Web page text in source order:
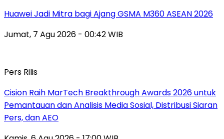
Huawei Jadi Mitra bagi Ajang GSMA M360 ASEAN 2026
Jumat, 7 Agu 2026 - 00:42 WIB
Pers Rilis
Cision Raih MarTech Breakthrough Awards 2026 untuk
Pemantauan dan Analisis Media Sosial, Distribusi Siaran
Pers, dan AEO